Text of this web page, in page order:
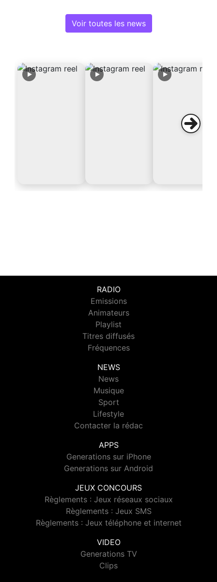
Voir toutes les news
RADIO
Emissions
Animateurs
Playlist
Titres diffusés
Fréquences
NEWS
News
Musique
Sport
Lifestyle
Contacter la rédac
APPS
Generations sur iPhone
Generations sur Android
JEUX CONCOURS
Règlements : Jeux réseaux sociaux
Règlements : Jeux SMS
Règlements : Jeux téléphone et internet
VIDEO
Generations TV
Clips